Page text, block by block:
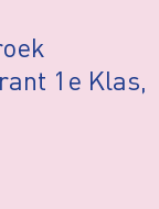
1e Klas,